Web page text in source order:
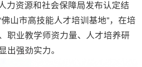
力资源和社会保障局发布认定结
山市高技能人才培训基地”，在培
职业教学师资力量、人才培养研
出强劲实力。